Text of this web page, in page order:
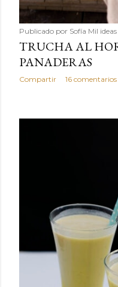
Publicado por Sofía Mil
TRUCHA AL
PANADERAS
Compartir 16 comentarios